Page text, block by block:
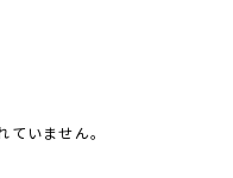
いません。